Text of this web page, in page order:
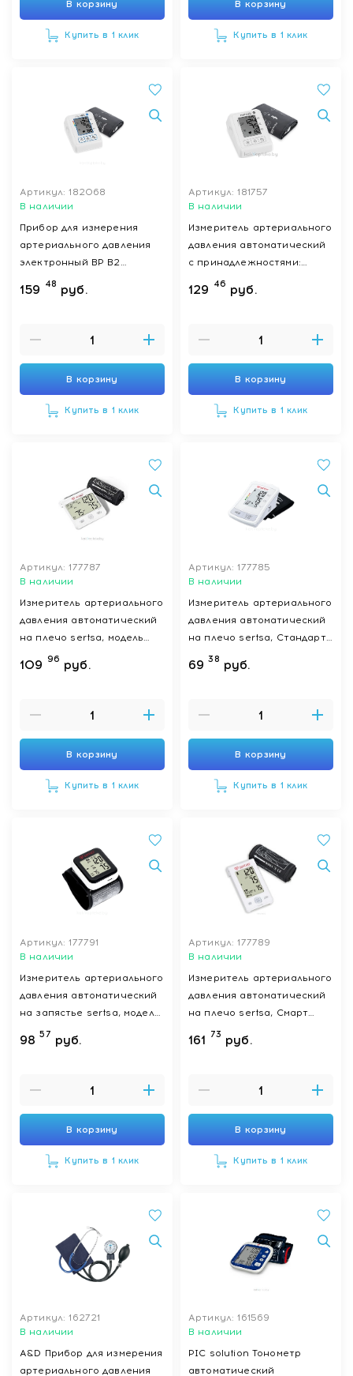
В корзину
Купить в 1 клик
В корзину
Купить в 1 клик
Артикул: 182068
В наличии
Прибор для измерения
артериального давления
электронный BP B2
Standard (с адаптером и
манжетой размер M)
159 48 руб.
В корзину
Купить в 1 клик
Артикул: 181757
В наличии
Измеритель артериального
давления автоматический
с принадлежностями:
прибор для измерения
артериального давления
129 46 руб.
В корзину
Купить в 1 клик
Артикул: 177787
В наличии
Измеритель артериального
давления автоматический
на плечо sertsa, модель
Смарт (DBP-6173)
109 96 руб.
В корзину
Купить в 1 клик
Артикул: 177785
В наличии
Измеритель артериального
давления автоматический
на плечо sertsa, Стандарт
Оптыма (DBP-1209)
69 38 руб.
В корзину
Купить в 1 клик
Артикул: 177791
В наличии
Измеритель артериального
давления автоматический
на запястье sertsa, модель
Смарт (DBP-8276Н)
98 57 руб.
В корзину
Купить в 1 клик
Артикул: 177789
В наличии
Измеритель артериального
давления автоматический
на плечо sertsa, Смарт
Моуны Яркi (DBP-6177)
161 73 руб.
В корзину
Купить в 1 клик
Артикул: 162721
В наличии
A&D Прибор для измерения
артериального давления
Артикул: 161569
В наличии
PIC solution Тонометр
автоматический